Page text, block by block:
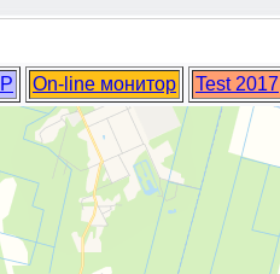
On-line монитор Test 2017